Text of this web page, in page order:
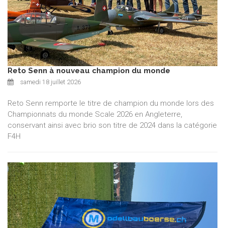
Reto Senn à nouveau champion du monde
samedi 18 juillet 2026
Reto Senn remporte le titre de champion du monde lors des
Championnats du monde Scale 2026 en Angleterre,
conservant ainsi avec brio son titre de 2024 dans la catégorie
F4H